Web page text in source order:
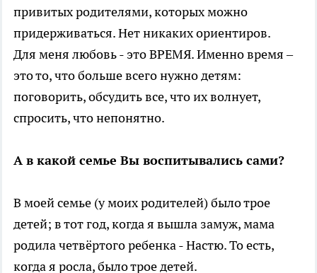
привитых родителями, которых можно
придерживаться. Нет никаких ориентиров.
Для меня любовь - это ВРЕМЯ. Именно время –
это то, что больше всего нужно детям:
поговорить, обсудить все, что их волнует,
спросить, что непонятно.
А в какой семье Вы воспитывались сами?
В моей семье (у моих родителей) было трое
детей; в тот год, когда я вышла замуж, мама
родила четвёртого ребенка - Настю. То есть,
когда я росла, было трое детей.